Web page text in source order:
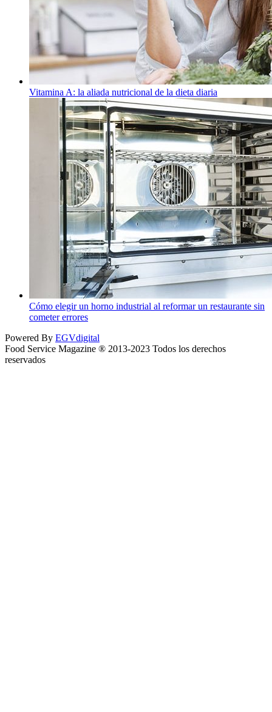
Vitamina A: la aliada nutricional de la dieta diaria
Cómo elegir un horno industrial al reformar un restaurante sin
cometer errores
Powered By EGVdigital
Food Service Magazine ® 2013-2023 Todos los derechos
reservados